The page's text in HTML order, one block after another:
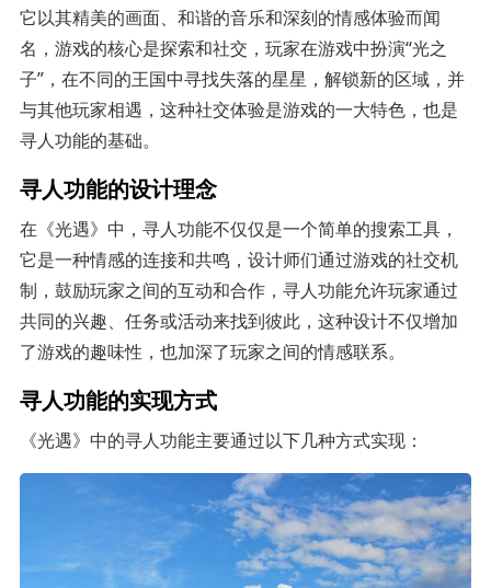
它以其精美的画面、和谐的音乐和深刻的情感体验而闻
名，游戏的核心是探索和社交，玩家在游戏中扮演“光之
子”，在不同的王国中寻找失落的星星，解锁新的区域，并
与其他玩家相遇，这种社交体验是游戏的一大特色，也是
寻人功能的基础。
寻人功能的设计理念
在《光遇》中，寻人功能不仅仅是一个简单的搜索工具，
它是一种情感的连接和共鸣，设计师们通过游戏的社交机
制，鼓励玩家之间的互动和合作，寻人功能允许玩家通过
共同的兴趣、任务或活动来找到彼此，这种设计不仅增加
了游戏的趣味性，也加深了玩家之间的情感联系。
寻人功能的实现方式
《光遇》中的寻人功能主要通过以下几种方式实现：